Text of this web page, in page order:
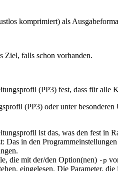
komprimiert) als
Ziel, falls schon vorhanden.
(PP3) fest, dass für alle
(PP3) oder unter
ist das, was den fest in
Das in den
die mit der/den Option(nen) -p
eingelesen. Die Parameter,